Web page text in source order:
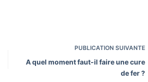
PUBLICATION SUIVANTE
A quel moment faut-il faire une cure
de fer ?